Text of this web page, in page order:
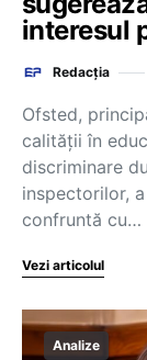
interesul
Redacția
Ofsted,
calității în
discriminare
inspectorilor,
confruntă cu…
Vezi articolul
Analize